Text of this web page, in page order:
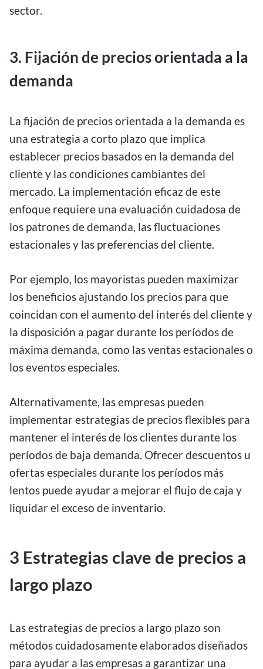
sector.
3. Fijación de precios orientada a la
demanda
La fijación de precios orientada a la demanda es
una estrategia a corto plazo que implica
establecer precios basados en la demanda del
cliente y las condiciones cambiantes del
mercado. La implementación eficaz de este
enfoque requiere una evaluación cuidadosa de
los patrones de demanda, las fluctuaciones
estacionales y las preferencias del cliente.
Por ejemplo, los mayoristas pueden maximizar
los beneficios ajustando los precios para que
coincidan con el aumento del interés del cliente y
la disposición a pagar durante los períodos de
máxima demanda, como las ventas estacionales o
los eventos especiales.
Alternativamente, las empresas pueden
implementar estrategias de precios flexibles para
mantener el interés de los clientes durante los
períodos de baja demanda. Ofrecer descuentos u
ofertas especiales durante los períodos más
lentos puede ayudar a mejorar el flujo de caja y
liquidar el exceso de inventario.
3 Estrategias clave de precios a
largo plazo
Las estrategias de precios a largo plazo son
métodos cuidadosamente elaborados diseñados
para ayudar a las empresas a garantizar una